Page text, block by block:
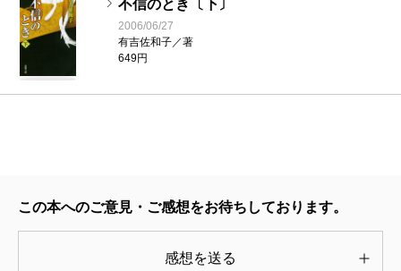
不信のとき〔下〕
2006/06/27
有吉佐和子／著
649円
この本へのご意見・ご感想をお待ちしております。
感想を送る